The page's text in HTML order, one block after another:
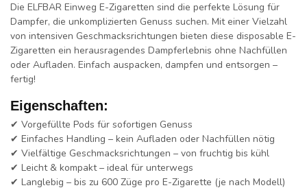
Die ELFBAR Einweg E-Zigaretten sind die perfekte Lösung für
Dampfer, die unkomplizierten Genuss suchen. Mit einer Vielzahl
von intensiven Geschmacksrichtungen bieten diese disposable E-
Zigaretten ein herausragendes Dampferlebnis ohne Nachfüllen
oder Aufladen. Einfach auspacken, dampfen und entsorgen –
fertig!
Eigenschaften:
✔ Vorgefüllte Pods für sofortigen Genuss
✔ Einfaches Handling – kein Aufladen oder Nachfüllen nötig
✔ Vielfältige Geschmacksrichtungen – von fruchtig bis kühl
✔ Leicht & kompakt– ideal für unterwegs
✔ Langlebig – bis zu 600 Züge pro E-Zigarette (je nach Modell)